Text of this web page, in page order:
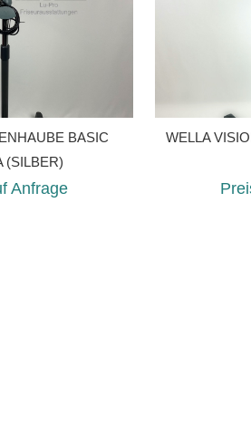
BASIC
(SILBER)
Anfrage
WELLA